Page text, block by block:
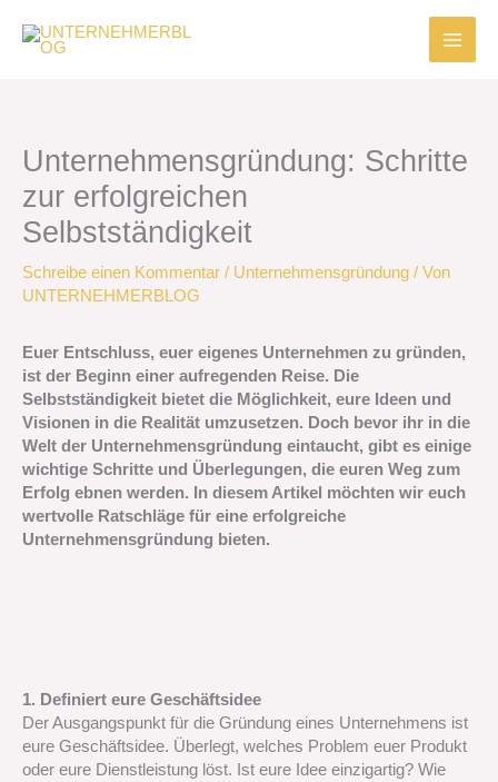
Inhalt
springen
Unternehmensgründung: Schritte
zur erfolgreichen
Selbstständigkeit
Schreibe einen Kommentar / Unternehmensgründung / Von
UNTERNEHMERBLOG
Euer Entschluss, euer eigenes Unternehmen zu gründen,
ist der Beginn einer aufregenden Reise. Die
Selbstständigkeit bietet die Möglichkeit, eure Ideen und
Visionen in die Realität umzusetzen. Doch bevor ihr in die
Welt der Unternehmensgründung eintaucht, gibt es einige
wichtige Schritte und Überlegungen, die euren Weg zum
Erfolg ebnen werden. In diesem Artikel möchten wir euch
wertvolle Ratschläge für eine erfolgreiche
Unternehmensgründung bieten.
1. Definiert eure Geschäftsidee
Der Ausgangspunkt für die Gründung eines Unternehmens ist
eure Geschäftsidee. Überlegt, welches Problem euer Produkt
oder eure Dienstleistung löst. Ist eure Idee einzigartig? Wie